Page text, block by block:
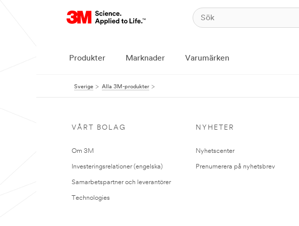
Produkter Marknader Varumärken
Sverige Alla 3M-produkter
VÅRT BOLAG
Om 3M
Investeringsrelationer (engelska)
Samarbetspartner och leverantörer
Technologies
NYHETER
Nyhetscenter
Prenumerera på nyhetsbrev